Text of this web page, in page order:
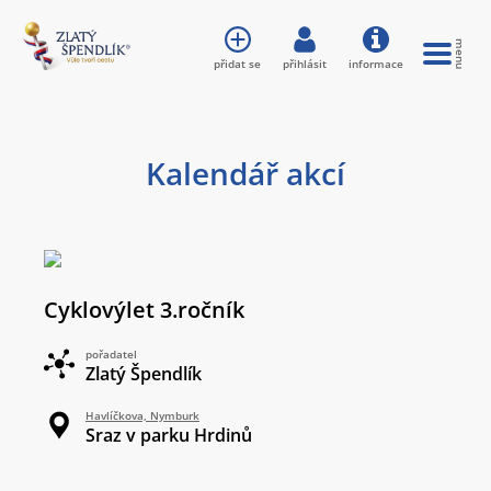
Kalendář akcí
Cyklovýlet 3.ročník
pořadatel
Zlatý Špendlík
Havlíčkova, Nymburk
Sraz v parku Hrdinů
přidat se přihlásit informace